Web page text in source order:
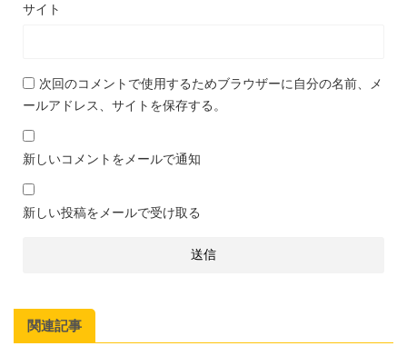
サイト
次回のコメントで使用するためブラウザーに自分の名前、メ
ールアドレス、サイトを保存する。
新しいコメントをメールで通知
新しい投稿をメールで受け取る
関連記事